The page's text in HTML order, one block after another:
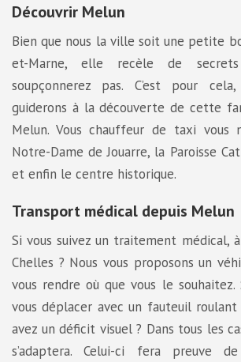
Découvrir Melun
Bien que nous la ville soit une petite
et-Marne, elle recèle de
soupçonnerez pas. C’est pour
guiderons à la découverte de cette
Melun. Vous chauffeur de taxi vous
Notre-Dame de Jouarre, la Paroisse
et enfin le centre historique.
Transport médical depuis Melun
Si vous suivez un traitement médical,
Chelles ? Nous vous proposons un
vous rendre où que vous le souhaitez.
vous déplacer avec un fauteuil roulant
avez un déficit visuel ? Dans tous les
s’adaptera. Celui-ci fera preuve